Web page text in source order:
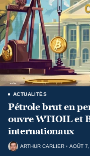
ACTUALITÉS
Pétrole brut en
ouvre WTIOIL et
internationaux
ARTHUR CARLIER AOÛT